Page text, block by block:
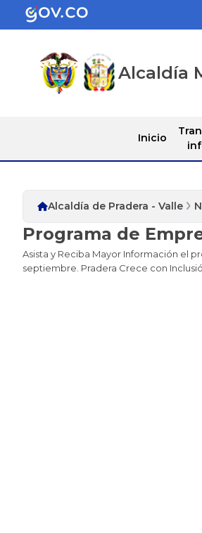
Alcaldía
Inicio
Alcaldía de Pradera - Valle
Programa de
​Asista y Reciba Mayor Información el
septiembre. Pradera Crece con